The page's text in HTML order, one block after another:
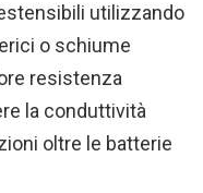
utilizzando
o schiume
resistenza
la conduttività
oltre le batterie